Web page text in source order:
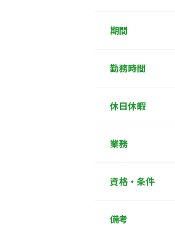
期間
勤務時間
休日休暇
業務
資格・条件
備考